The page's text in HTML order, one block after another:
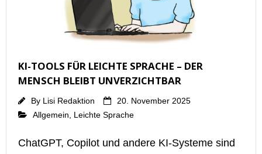
KI-TOOLS FÜR LEICHTE SPRACHE – DER
MENSCH BLEIBT UNVERZICHTBAR
By Lisi Redaktion
20. November 2025
Allgemein
Leichte Sprache
ChatGPT, Copilot und andere KI-Systeme sind